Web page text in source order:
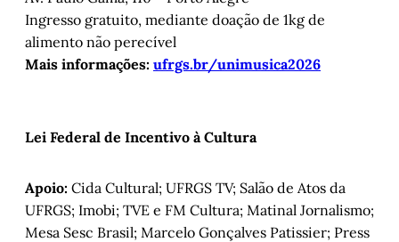
Ingresso gratuito, mediante doação de 1kg de
alimento não perecível
Mais informações: ufrgs.br/unimusica2026
Lei Federal de Incentivo à Cultura
Apoio: Cida Cultural; UFRGS TV; Salão de Atos da
UFRGS; Imobi; TVE e FM Cultura; Matinal Jornalismo;
Mesa Sesc Brasil; Marcelo Gonçalves Patissier; Press